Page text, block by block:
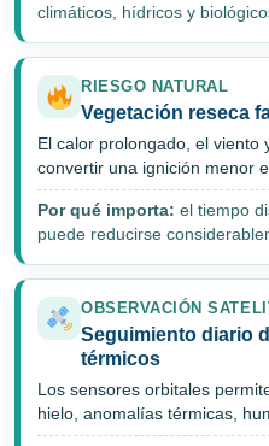
climáticos, hídricos y
RIESGO NATURAL
Vegetación reseca
El calor prolongado, el viento
convertir una ignición menor
Por qué importa: el tiempo
puede reducirse
OBSERVACIÓN
Seguimiento diario
térmicos
Los sensores orbitales
hielo, anomalías térmicas,